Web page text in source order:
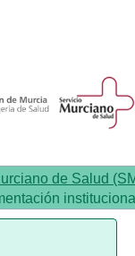
de Salud